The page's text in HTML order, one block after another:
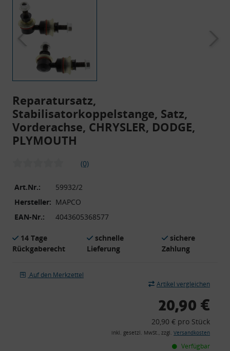
Reparatursatz,
Stabilisatorkoppelstange, Satz,
Vorderachse, CHRYSLER, DODGE,
PLYMOUTH
(0)
Art.Nr.:
59932/2
Hersteller: MAPCO
EAN-Nr.:
4043605368577
14 Tage
Rückgaberecht
schnelle
Lieferung
sichere
Zahlung
Auf den Merkzettel
Artikel vergleichen
20,90 €
20,90 € pro Stück
inkl. gesetzl. MwSt., zzgl. Versandkosten
Verfügbar